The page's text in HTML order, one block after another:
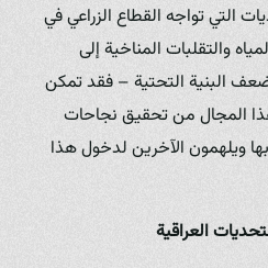
التي تواجه القطاع الزراعي في
والتقلبات المناخية إلى
ضعف البنية التحتية – فقد تمكن
المجال من تحقيق نجاحات
ويلهمون الآخرين لدخول هذا
العراقية